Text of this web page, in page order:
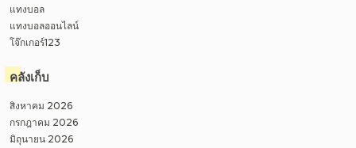
แทงบอล
แทงบอลออนไลน์
โจ๊กเกอร์123
คลังเก็บ
สิงหาคม 2026
กรกฎาคม 2026
มิถุนายน 2026